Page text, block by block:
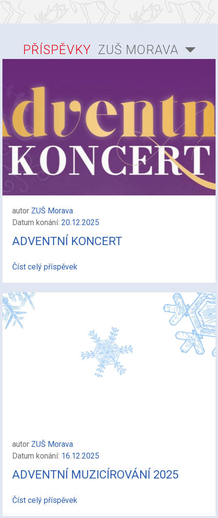
PŘÍSPĚVKY ZUŠ MORAVA
autor ZUŠ Morava
Datum konání: 20.12.2025
ADVENTNÍ KONCERT
Číst celý příspěvek
autor ZUŠ Morava
Datum konání: 16.12.2025
ADVENTNÍ MUZICÍROVÁNÍ 2025
Číst celý příspěvek